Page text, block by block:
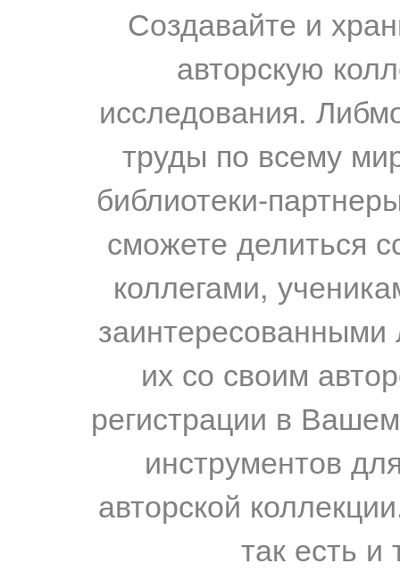
Создавайте и
авторскую
исследования.
труды по всему
библиотеки-
сможете делиться
коллегами,
их со своим
регистрации в
инструментов
авторской
так есть и